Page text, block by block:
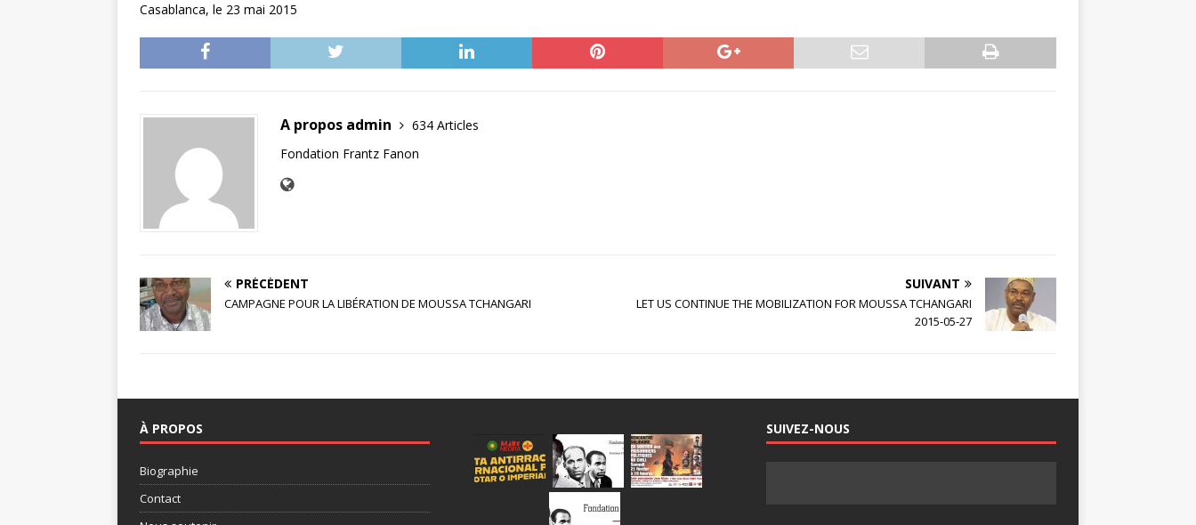
Casablanca, le 23 mai 2015
A propos admin
634 Articles
Fondation Frantz Fanon
PRÉCÉDENT
CAMPAGNE POUR LA LIBÉRATION DE MOUSSA TCHANGARI
SUIVANT
LET US CONTINUE THE MOBILIZATION FOR MOUSSA TCHANGARI
2015-05-27
À PROPOS
Biographie
Contact
SUIVEZ-NOUS